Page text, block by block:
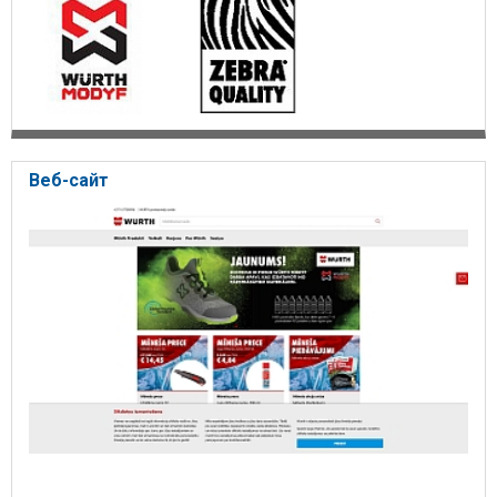
полотенца. Средства рабочей безопасности. Защитные очки,
защитные маски, респираторы, наушники, средства первой
помощи, рабочие перчатки. Рабочая одежда, рабочая обувь,
одежда для сварщиков. Полки и стенды, шкафы для
автосервисов и промышленных предприятий. Пожарная
безопасность. Огнеупорные строительные элементы, firestop,
противопожарные материалы, огнеупорный силикон,
уплотнения, защитные покрытия против огня. WALRAVEN.
Веб-сайт